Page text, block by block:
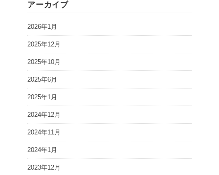
アーカイブ
2026年1月
2025年12月
2025年10月
2025年6月
2025年1月
2024年12月
2024年11月
2024年1月
2023年12月